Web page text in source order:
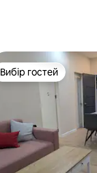
Вибір гостей
Вибір гостей